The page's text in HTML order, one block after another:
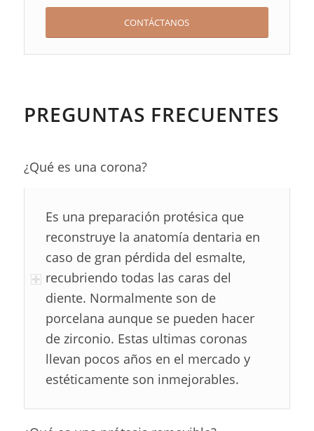
CONTÁCTANOS
PREGUNTAS FRECUENTES
¿Qué es una corona?
Es una preparación protésica que
reconstruye la anatomía dentaria en
caso de gran pérdida del esmalte,
recubriendo todas las caras del
diente. Normalmente son de
porcelana aunque se pueden hacer
de zirconio. Estas ultimas coronas
llevan pocos años en el mercado y
estéticamente son inmejorables.